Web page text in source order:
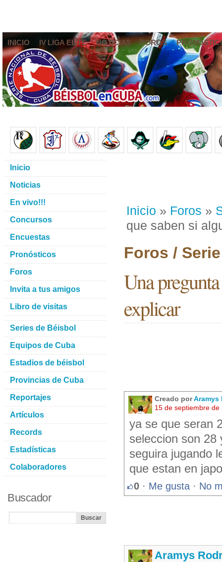
INICIO IV LIGA ELITE NOTICIAS FOROS
Inicio » Foros »
que saben si
Foros /
Una
explicar
Creado porAramys
15 de septiembre
ya se que seran
seleccion son 28
seguira jugando
que estan en
0 · Me gusta · No
Aramys
Inicio
Noticias
En vivo!!!
Concursos
Encuestas
Pronósticos
Foros
Invita a tus amigos
Libro de visitas
Series de Béisbol
Equipos de Cuba
Estadios de béisbol
Provincias de Cuba
Reportajes
Artículos
Records
Estadísticas
Colaboradores
Buscador